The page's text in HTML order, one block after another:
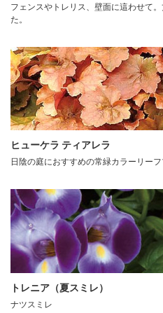
フェンスやトレリス、壁面に這わせて
た。
ヒューケラ ティアレラ
日陰の庭におすすめの常緑カラーリーフ
トレニア（夏スミレ）
ナツスミレ